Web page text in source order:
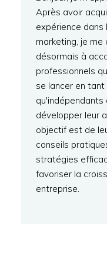
Après avoir
expérience dans
marketing, je me
désormais à
professionnels
se lancer en tant
qu'indépendants
développer leur
objectif est de
conseils
stratégies
favoriser la
entreprise.